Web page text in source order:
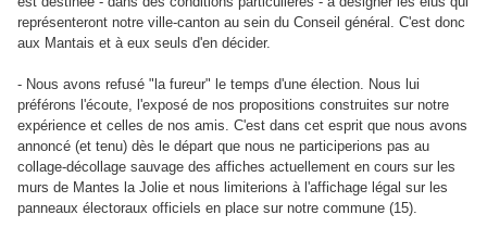
représenteront notre ville-canton au sein du Conseil général. C'est donc
aux Mantais et à eux seuls d'en décider.
- Nous avons refusé "la fureur" le temps d'une élection. Nous lui
préférons l'écoute, l'exposé de nos propositions construites sur notre
expérience et celles de nos amis. C'est dans cet esprit que nous avons
annoncé (et tenu) dès le départ que nous ne participerions pas au
collage-décollage sauvage des affiches actuellement en cours sur les
murs de Mantes la Jolie et nous limiterions à l'affichage légal sur les
panneaux électoraux officiels en place sur notre commune (15).